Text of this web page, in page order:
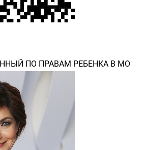
ПО ПРАВАМ РЕБЕНКА В МО